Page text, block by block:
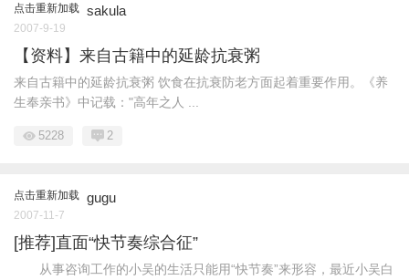
点击重新加载 sakula
2007-9-19
【资料】来自古籍中的延龄抗衰粥
来自古籍中的延龄抗衰粥 饮食在抗衰防老方面起着重要作用。《养
生奉亲书》中记载："高年之人 ...
5228 2
点击重新加载 gugu
2007-11-7
[推荐]直面“快节奏综合征”
从事咨询工作的小吴的生活只能用“快节奏”来形容，最近小吴白